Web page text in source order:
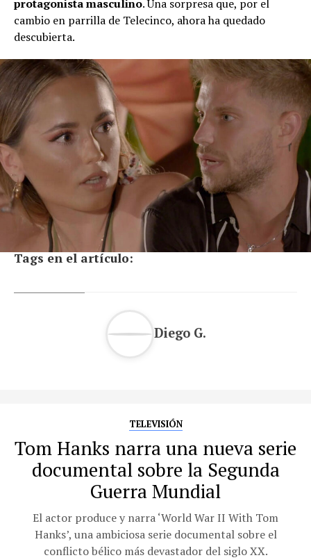
protagonista masculino. Una sorpresa que, por el
cambio en parrilla de Telecinco, ahora ha quedado
descubierta.
Tags en el artículo:
Diego G.
TELEVISIÓN
Tom Hanks narra una nueva serie
documental sobre la Segunda
Guerra Mundial
El actor produce y narra ‘World War II With Tom
Hanks’, una ambiciosa serie documental sobre el
conflicto bélico más devastador del siglo XX.